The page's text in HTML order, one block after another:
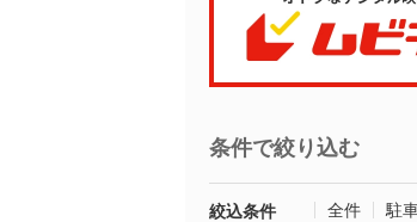
条件で絞り込む
絞込条件 全件 駐